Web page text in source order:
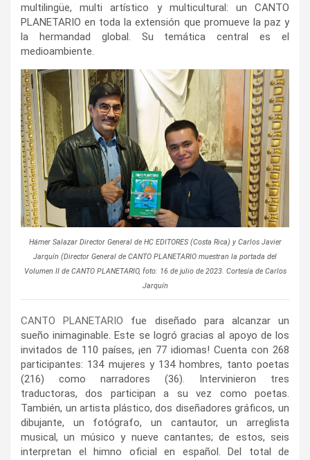
multilingüe, multi artístico y multicultural: un CANTO
PLANETARIO en toda la extensión que promueve la paz y
la hermandad global. Su temática central es el
medioambiente.
Hámer Salazar Director General de HC EDITORES (Costa Rica) y Carlos Javier
Jarquín (Director General de CANTO PLANETARIO muestran la portada del
Volumen II de CANTO PLANETARIO, foto: 16 de julio de 2023. Cortesía de Carlos
Jarquín
CANTO PLANETARIO fue diseñado para alcanzar un
sueño inimaginable. Este se logró gracias al apoyo de los
invitados de 110 países, ¡en 77 idiomas! Cuenta con 268
participantes: 134 mujeres y 134 hombres, tanto poetas
(216) como narradores (36). Intervinieron tres
traductoras, dos participan a su vez como poetas.
También, un artista plástico, dos diseñadores gráficos, un
dibujante, un fotógrafo, un cantautor, un arreglista
musical, un músico y nueve cantantes; de estos, seis
interpretan el himno oficial en español. Del total de